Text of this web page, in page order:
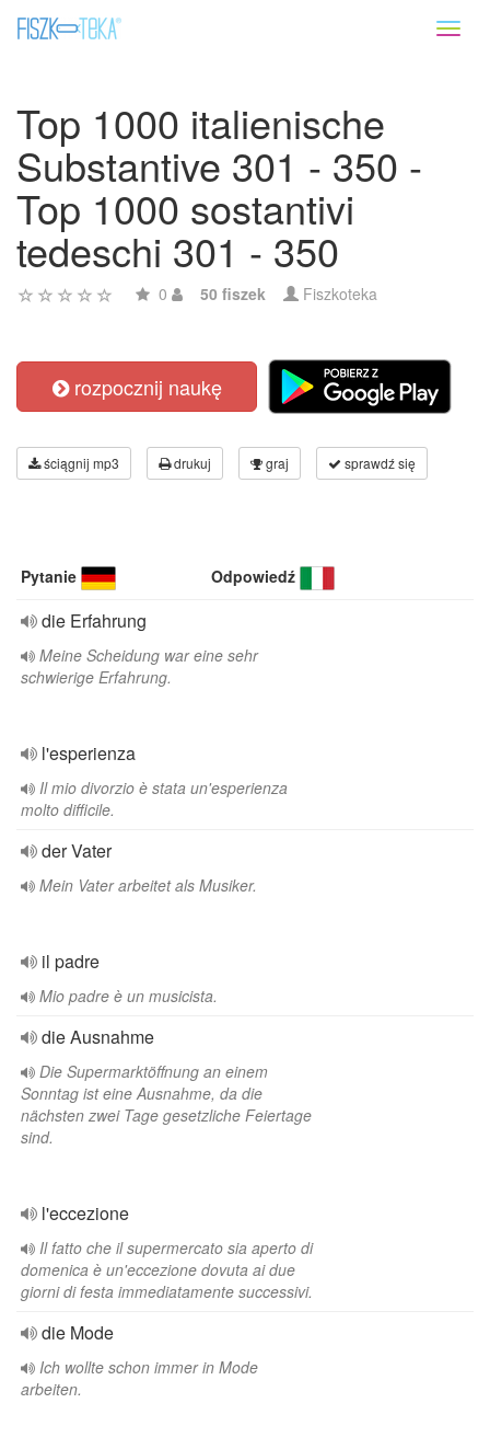
Top 1000 italienische
Substantive 301 - 350 -
Top 1000 sostantivi
tedeschi 301 - 350
0 50 fiszek Fiszkoteka
rozpocznij naukę
ściągnij mp3 drukuj graj sprawdź się
Pytanie Odpowiedź
die Erfahrung
Meine Scheidung war eine sehr
schwierige Erfahrung.
l'esperienza
Il mio divorzio è stata un'esperienza
molto difficile.
der Vater
Mein Vater arbeitet als Musiker.
il padre
Mio padre è un musicista.
die Ausnahme
Die Supermarktöffnung an einem
Sonntag ist eine Ausnahme, da die
nächsten zwei Tage gesetzliche Feiertage
sind.
l'eccezione
Il fatto che il supermercato sia aperto di
domenica è un'eccezione dovuta ai due
giorni di festa immediatamente successivi.
die Mode
Ich wollte schon immer in Mode
arbeiten.